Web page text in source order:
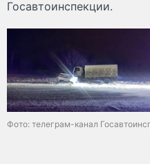
Госавтоинспекции.
Фото: телеграм-канал